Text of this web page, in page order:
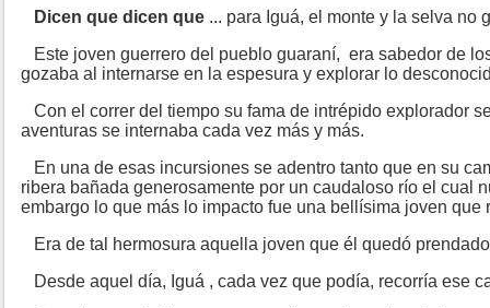
Dicen que dicen que ... para Iguá, el monte y la selva no
Este joven guerrero del pueblo guaraní, era sabedor de
gozaba al internarse en la espesura y explorar lo
Con el correr del tiempo su fama de intrépido explorador
aventuras se internaba cada vez más y más.
En una de esas incursiones se adentro tanto que en su
ribera bañada generosamente por un caudaloso río el cual
embargo lo que más lo impacto fue una bellísima joven
Era de tal hermosura aquella joven que él quedó
Desde aquel día, Iguá , cada vez que podía, recorría ese